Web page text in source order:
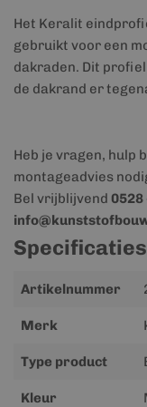
Het Keralit
gebruikt voor een
dakraden. Dit
de dakrand er
Heb je vragen, hulp
montageadvies
Bel vrijblijvend 0528
Specificaties
Meer
Artikelnummer
Merk
Type product
Kleur